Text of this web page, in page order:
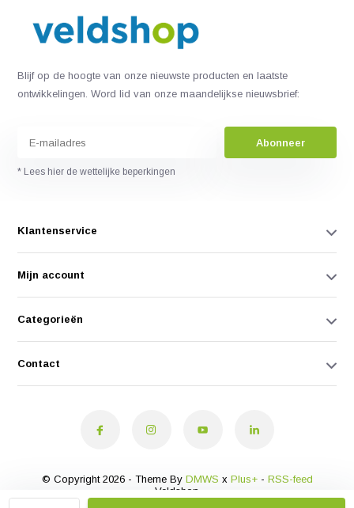
Blijf op de hoogte van onze nieuwste producten en laatste
ontwikkelingen. Word lid van onze maandelijkse nieuwsbrief:
Abonneer
* Lees hier de wettelijke beperkingen
Klantenservice
Mijn account
Categorieën
Contact
© Copyright 2026 - Theme By DMWS x Plus+- RSS-feed
Veldshop